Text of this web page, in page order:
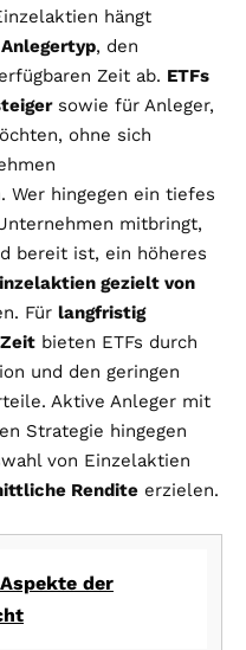
hängt
, den
Zeit ab. ETFs
sowie für Anleger,
ohne sich
Wer hingegen ein tiefes
mitbringt,
bereit ist, ein höheres
gezielt von
Für langfristig
bieten ETFs durch
und den geringen
Aktive Anleger mit
Strategie hingegen
von Einzelaktien
Rendite erzielen.
der